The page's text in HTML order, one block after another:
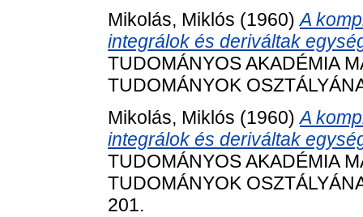
Mikolás, Miklós (1960)A
integrálok és deriváltak
TUDOMÁNYOS AKADÉMIA
TUDOMÁNYOK
Mikolás, Miklós (1960)A
integrálok és deriváltak
TUDOMÁNYOS AKADÉMIA
TUDOMÁNYOK
201.